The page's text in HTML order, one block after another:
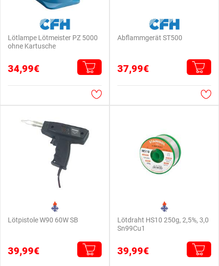
Lötlampe Lötmeister PZ 5000
ohne Kartusche
34,99€
Abflammgerät ST500
37,99€
Lötpistole W90 60W SB
39,99€
Lötdraht HS10 250g, 2,5%, 3,0
Sn99Cu1
39,99€